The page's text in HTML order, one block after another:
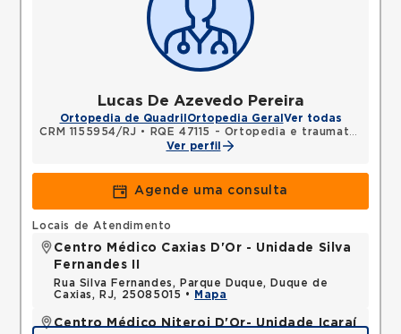
Lucas De Azevedo Pereira
Ortopedia de Quadril Ortopedia Geral Ver todas
CRM 1155954/RJ •
RQE 47115 - Ortopedia e traumatologia
Ver perfil
Agende uma consulta
Locais de Atendimento
Centro Médico Caxias D'Or - Unidade Silva
Fernandes II
Rua Silva Fernandes, Parque Duque, Duque de
Caxias, RJ, 25085015 •
Mapa
Centro Médico Niteroi D'Or- Unidade Icaraí